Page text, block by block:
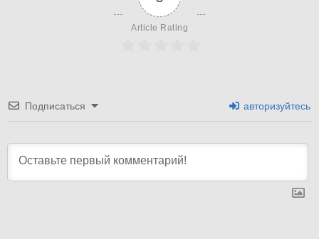
Article Rating
Подписаться авторизуйтесь